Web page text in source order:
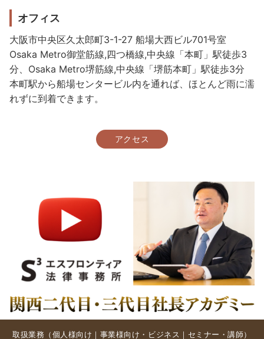
オフィス
大阪市中央区久太郎町3-1-27 船場大西ビル701号室
Osaka Metro御堂筋線,四つ橋線,中央線「本町」駅徒歩3
分、Osaka Metro堺筋線,中央線「堺筋本町」駅徒歩3分
本町駅から船場センタービル内を通れば、ほとんど雨に濡
れずに到着できます。
アクセス
取扱業務（ 個人様向け ｜ 事業様向け・ビジネス ｜ セミナー・講師）